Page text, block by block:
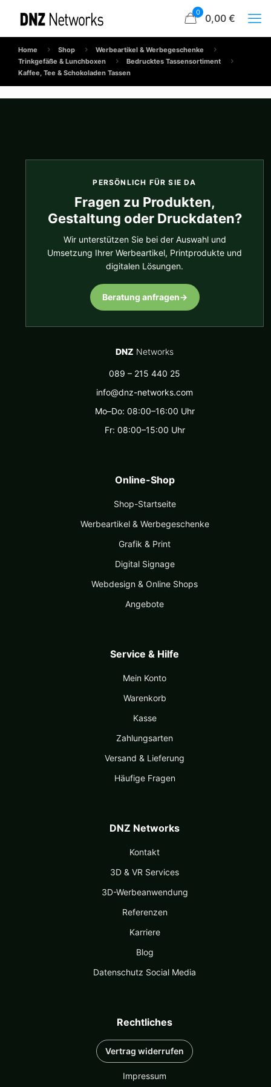
0 0,00 €
Home Shop
Werbeartikel & Werbegeschenke
Trinkgefäße & Lunchboxen
Bedrucktes Tassensortiment
Kaffee, Tee & Schokoladen Tassen
PERSÖNLICH FÜR SIE DA
Fragen zu Produkten,
Gestaltung oder Druckdaten?
Wir unterstützen Sie bei der Auswahl und
Umsetzung Ihrer Werbeartikel, Printprodukte und
digitalen Lösungen.
Beratung anfragen→
DNZ Networks
089 – 215 440 25
info@dnz-networks.com
Mo–Do: 08:00–16:00 Uhr
Fr: 08:00–15:00 Uhr
Online-Shop
Shop-Startseite
Werbeartikel & Werbegeschenke
Grafik & Print
Digital Signage
Webdesign & Online Shops
Angebote
Service & Hilfe
Mein Konto
Warenkorb
Kasse
Zahlungsarten
Versand & Lieferung
Häufige Fragen
DNZ Networks
Kontakt
3D & VR Services
3D-Werbeanwendung
Referenzen
Karriere
Blog
Datenschutz Social Media
Rechtliches
Vertrag widerrufen
Impressum